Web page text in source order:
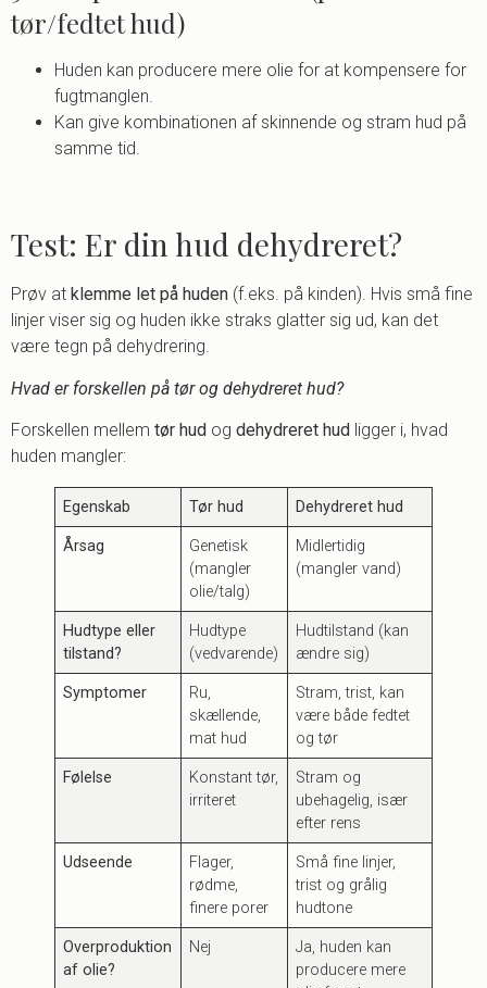
tør/fedtet hud)
Huden kan producere mere olie for at kompensere for
fugtmanglen.
Kan give kombinationen af skinnende og stram hud på
samme tid.
Test: Er din hud dehydreret?
Prøv at klemme let på huden (f.eks. på kinden). Hvis små fine
linjer viser sig og huden ikke straks glatter sig ud, kan det
være tegn på dehydrering.
Hvad er forskellen på tør og dehydreret hud?
Forskellen mellem tør hud og dehydreret hud ligger i, hvad
huden mangler:
Egenskab Tør hud Dehydreret hud
Årsag
Genetisk
(mangler
olie/talg)
Midlertidig
(mangler vand)
Hudtype eller
tilstand?
Hudtype
(vedvarende)
Hudtilstand (kan
ændre sig)
Symptomer
Ru,
skællende,
mat hud
Stram, trist, kan
være både fedtet
og tør
Følelse
Konstant tør,
irriteret
Stram og
ubehagelig, især
efter rens
Udseende
Flager,
rødme,
finere porer
Små fine linjer,
trist og grålig
hudtone
Overproduktion
af olie?
Nej
Ja, huden kan
producere mere